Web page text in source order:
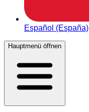
Español (España)
Hauptmenü öffnen